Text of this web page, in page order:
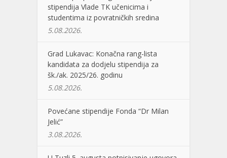
stipendija Vlade TK učenicima i
studentima iz povratničkih sredina
5.08.2026.
Grad Lukavac: Konačna rang-lista
kandidata za dodjelu stipendija za
šk./ak. 2025/26. godinu
5.08.2026.
Povećane stipendije Fonda “Dr Milan
Jelić”
3.08.2026.